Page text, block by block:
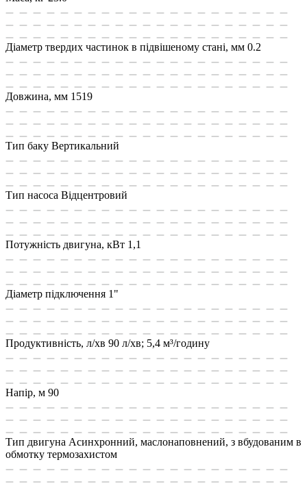
Діаметр твердих частинок в підвішеному стані, мм 0.2
Довжина, мм 1519
Тип баку Вертикальний
Тип насоса Відцентровий
Потужність двигуна, кВт 1,1
Діаметр підключення 1"
Продуктивність, л/хв 90 л/хв; 5,4 м³/годину
Напір, м 90
Тип двигуна Асинхронний, маслонаповнений, з вбудованим в
обмотку термозахистом